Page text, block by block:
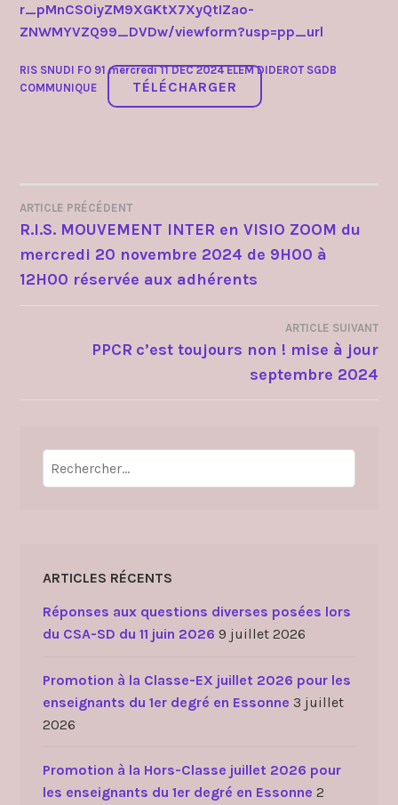
r_pMnCS0iyZM9XGKtX7XyQtIZao-
ZNWMYVZQ99_DVDw/viewform?usp=pp_url
RIS SNUDI FO 91 mercredi 11 DEC 2024 ELEM DIDEROT SGDB
COMMUNIQUE
TÉLÉCHARGER
NAVIGATION
DE
ARTICLE PRÉCÉDENT
R.I.S. MOUVEMENT INTER en VISIO ZOOM du
mercredi 20 novembre 2024 de 9H00 à
12H00 réservée aux adhérents
ARTICLE SUIVANT
PPCR c’est toujours non ! mise à jour
septembre 2024
ARTICLES RÉCENTS
Réponses aux questions diverses posées lors
du CSA-SD du 11 juin 2026 9 juillet 2026
Promotion à la Classe-EX juillet 2026 pour les
enseignants du 1er degré en Essonne 3 juillet
2026
Promotion à la Hors-Classe juillet 2026 pour
les enseignants du 1er degré en Essonne 2